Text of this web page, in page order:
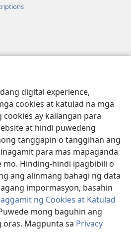
digital experience,
cookies at katulad na mga
ay kailangan para
at hindi puwedeng
tanggapin o tanggihan ang
para mas mapaganda
mo. Hinding-hindi ipagbibili o
ang alinmang bahagi ng data
impormasyon, basahin
ng Cookies at Katulad
mong baguhin ang
Magpunta sa Privacy